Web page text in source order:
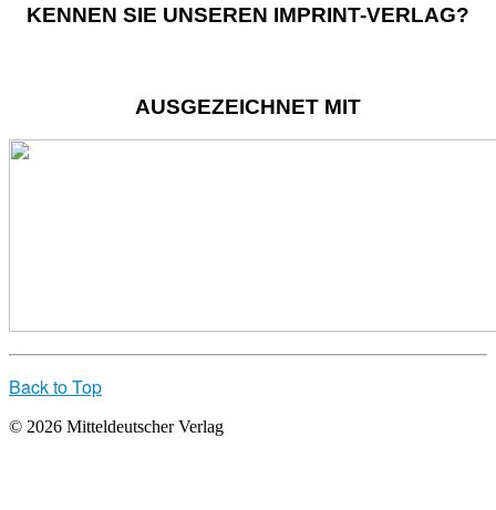
KENNEN SIE UNSEREN IMPRINT-VERLAG?
AUSGEZEICHNET MIT
Back to Top
© 2026 Mitteldeutscher Verlag